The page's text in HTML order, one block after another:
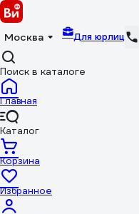
Москва Для юрлиц
Поиск в каталоге
Главная
Каталог
Корзина
Избранное